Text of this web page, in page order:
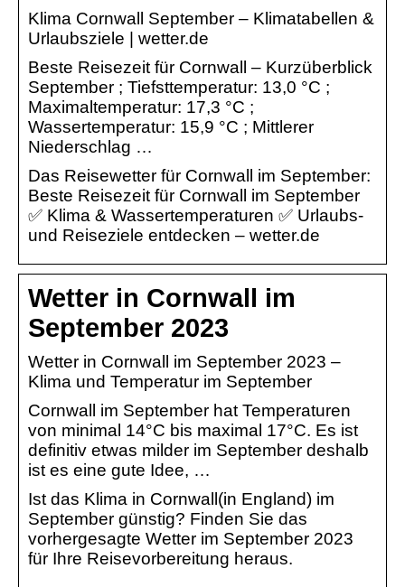
Klima Cornwall September – Klimatabellen &
Urlaubsziele | wetter.de
Beste Reisezeit für Cornwall – Kurzüberblick
September ; Tiefsttemperatur: 13,0 °C ;
Maximaltemperatur: 17,3 °C ;
Wassertemperatur: 15,9 °C ; Mittlerer
Niederschlag …
Das Reisewetter für Cornwall im September:
Beste Reisezeit für Cornwall im September
✅ Klima & Wassertemperaturen ✅ Urlaubs-
und Reiseziele entdecken – wetter.de
Wetter in Cornwall im
September 2023
Wetter in Cornwall im September 2023 –
Klima und Temperatur im September
Cornwall im September hat Temperaturen
von minimal 14°C bis maximal 17°C. Es ist
definitiv etwas milder im September deshalb
ist es eine gute Idee, …
Ist das Klima in Cornwall(in England) im
September günstig? Finden Sie das
vorhergesagte Wetter im September 2023
für Ihre Reisevorbereitung heraus.